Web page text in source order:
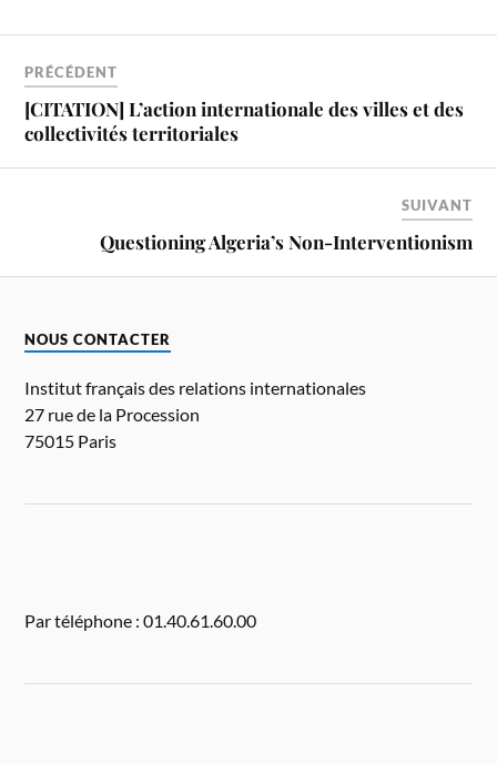
PRÉCÉDENT
[CITATION] L’action internationale des villes et des
collectivités territoriales
SUIVANT
Questioning Algeria’s Non-Interventionism
NOUS CONTACTER
Institut français des relations internationales
27 rue de la Procession
75015 Paris
Par téléphone : 01.40.61.60.00